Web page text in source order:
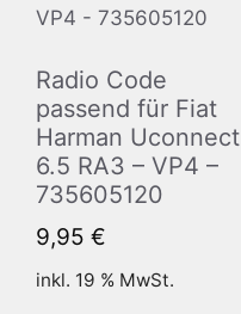
Radio Code
passend für Fiat
Harman Uconnect
6.5 RA3 – VP4 –
735605120
9,95 €
inkl. 19 % MwSt.